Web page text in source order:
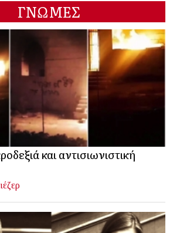
ΓΝΩΜΕΣ
και αντισιωνιστική